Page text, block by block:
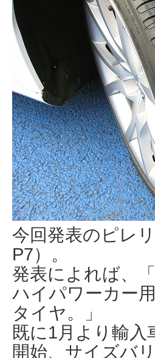
今回発表のピレ
P7）。
発表によれば、
ハイパワーカー
タイヤ。」
既に1月より輸
開始、サイズバ